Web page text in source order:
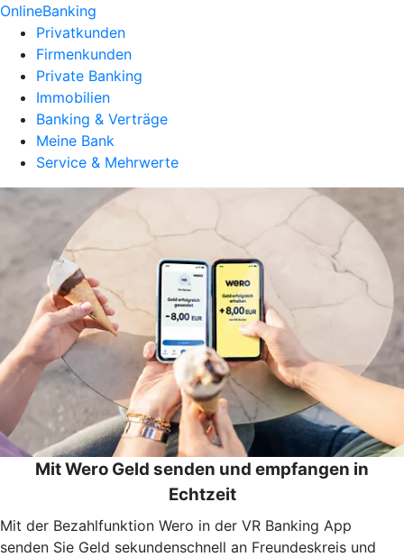
OnlineBanking
Privatkunden
Firmenkunden
Private Banking
Immobilien
Banking & Verträge
Meine Bank
Service & Mehrwerte
Mit Wero Geld senden und empfangen in
Echtzeit
Mit der Bezahlfunktion Wero in der VR Banking App
senden Sie Geld sekundenschnell an Freundeskreis und